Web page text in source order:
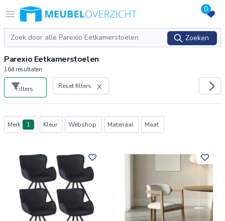
Open menu
Logo Meubeloverzicht.nl 0
Zoeken
Zoeken
Parexio Eetkamerstoelen
164resultaten
Filters Reset filters
Producten
Merk 1 Kleur Webshop Materiaal Maat